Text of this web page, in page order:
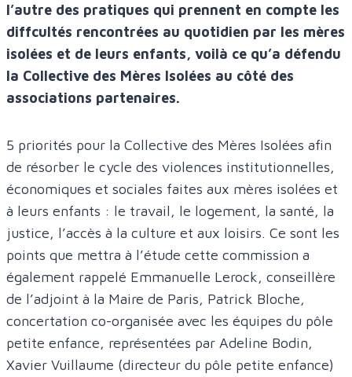
l’autre des pratiques qui prennent en compte les
diffcultés rencontrées au quotidien par les mères
isolées et de leurs enfants, voilà ce qu’a défendu
la Collective des Mères Isolées au côté des
associations partenaires.
5 priorités pour la Collective des Mères Isolées afin
de résorber le cycle des violences institutionnelles,
économiques et sociales faites aux mères isolées et
à leurs enfants : le travail, le logement, la santé, la
justice, l’accès à la culture et aux loisirs. Ce sont les
points que mettra à l’étude cette commission a
également rappelé Emmanuelle Lerock, conseillère
de l’adjoint à la Maire de Paris, Patrick Bloche,
concertation co-organisée avec les équipes du pôle
petite enfance, représentées par Adeline Bodin,
Xavier Vuillaume (directeur du pôle petite enfance)